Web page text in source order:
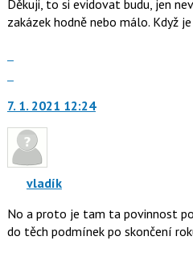
navigaci
lze
N
následující
a
P
pro
předchozí
nový
názor
Děkuji, to si evidovat budu, jen
zakázek hodně nebo málo. Když
další
nový
názor.
K
navigaci
použít
i
7. 1. 2021 12:24
vladík
No a proto je tam ta povinnost
do těch podmínek po skončení